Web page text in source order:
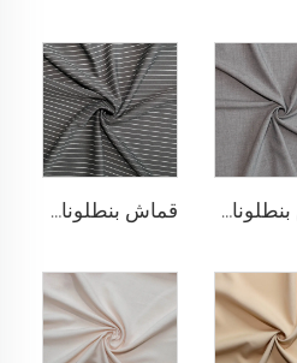
قماش بنطلونات TR قابل للتمدد بأربعة اتجاهات قماش بنطلونات بأسلوب التريكو من مادة TR